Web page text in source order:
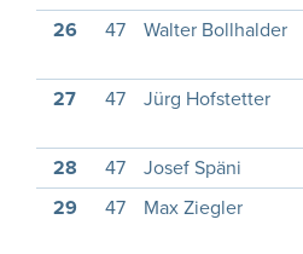
26
47 Walter Bollhalder
27
47 Jürg Hofstetter
28
47 Josef Späni
29
47 Max Ziegler